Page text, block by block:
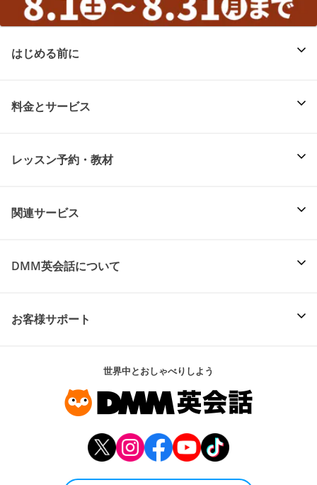
はじめる前に
料金とサービス
レッスン予約・教材
関連サービス
DMM英会話について
お客様サポート
世界中とおしゃべりしよう